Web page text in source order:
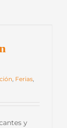
, Ferias,
y